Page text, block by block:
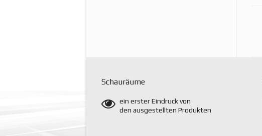
Schauräume
ein erster Eindruck von
den ausgestellten Produkten